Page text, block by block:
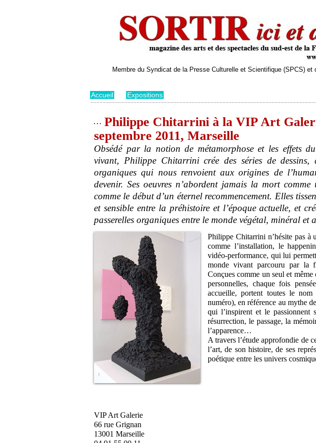
Membre du Syndicat de la Presse Culturelle et Scientifique (SPCS)
Accueil Expositions
Philippe Chitarrini à la VIP Art
septembre 2011, Marseille
Obsédé par la notion de métamorphose et les effets
vivant, Philippe Chitarrini crée des séries de dessins,
organiques qui nous renvoient aux origines de
devenir. Ses oeuvres n’abordent jamais la mort
comme le début d’un éternel recommencement. Elles
et sensible entre la préhistoire et l’époque actuelle, et
passerelles organiques entre le monde végétal, minéral et
Philippe Chitarrini n’hésite pas à
comme l’installation, le
vidéo-performance, qui lui
monde vivant parcouru par la
Conçues comme un seul et
personnelles, chaque fois
accueille, portent toutes le
numéro), en référence au mythe
qui l’inspirent et le passionnent
résurrection, le passage, la
l’apparence…
A travers l’étude approfondie de
l’art, de son histoire, de ses
poétique entre les univers
VIP Art Galerie
66 rue Grignan
13001 Marseille